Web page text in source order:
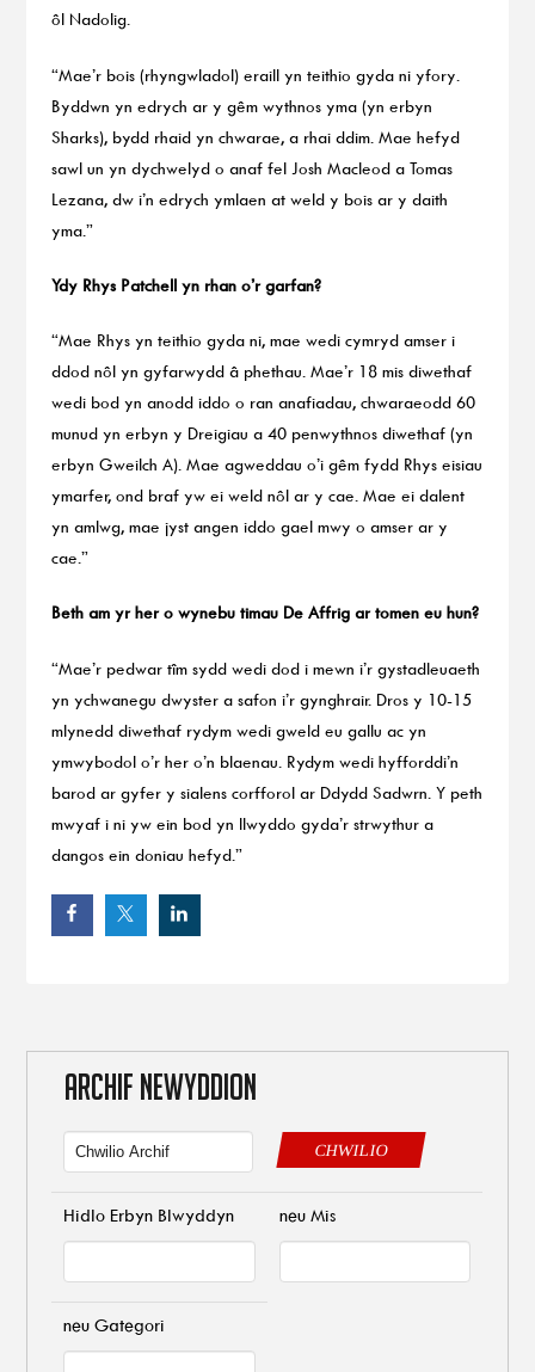
ôl Nadolig.
“Mae’r bois (rhyngwladol) eraill yn teithio gyda ni yfory.
Byddwn yn edrych ar y gêm wythnos yma (yn erbyn
Sharks), bydd rhaid yn chwarae, a rhai ddim. Mae hefyd
sawl un yn dychwelyd o anaf fel Josh Macleod a Tomas
Lezana, dw i’n edrych ymlaen at weld y bois ar y daith
yma.”
Ydy Rhys Patchell yn rhan o’r garfan?
“Mae Rhys yn teithio gyda ni, mae wedi cymryd amser i
ddod nôl yn gyfarwydd â phethau. Mae’r 18 mis diwethaf
wedi bod yn anodd iddo o ran anafiadau, chwaraeodd 60
munud yn erbyn y Dreigiau a 40 penwythnos diwethaf (yn
erbyn Gweilch A). Mae agweddau o’i gêm fydd Rhys eisiau
ymarfer, ond braf yw ei weld nôl ar y cae. Mae ei dalent
yn amlwg, mae jyst angen iddo gael mwy o amser ar y
cae.”
Beth am yr her o wynebu timau De Affrig ar tomen eu hun?
“Mae’r pedwar tîm sydd wedi dod i mewn i’r gystadleuaeth
yn ychwanegu dwyster a safon i’r gynghrair. Dros y 10-15
mlynedd diwethaf rydym wedi gweld eu gallu ac yn
ymwybodol o’r her o’n blaenau. Rydym wedi hyfforddi’n
barod ar gyfer y sialens corfforol ar Ddydd Sadwrn. Y peth
mwyaf i ni yw ein bod yn llwyddo gyda’r strwythur a
dangos ein doniau hefyd.”
ARCHIF NEWYDDION
CHWILIO
Hidlo Erbyn Blwyddyn neu Mis
neu Gategori